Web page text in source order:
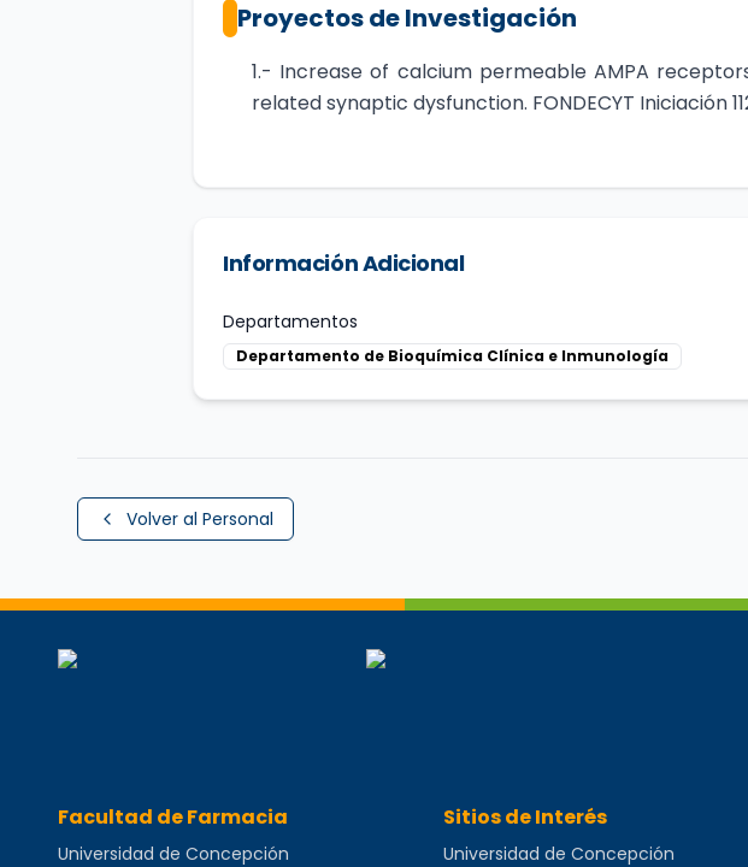
Proyectos de Investigación
1.- Increase of calcium permeable AMPA
related synaptic dysfunction. FONDECYT Iniciación
Información Adicional
Departamentos
Departamento de Bioquímica Clínica e Inmunología
Volver al Personal
Facultad de Farmacia
Universidad de Concepción
Sitios de Interés
Universidad de Concepción